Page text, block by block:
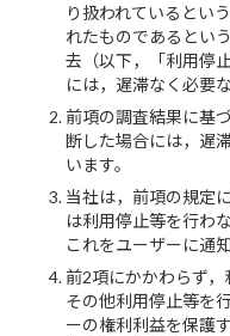
り扱われているとい
れたものであるとい
去（以下，「利用停
には，遅滞なく必要
前項の調査結果に基
断した場合には，遅
います。
当社は，前項の規定
は利用停止等を行わ
これをユーザーに通知
前2項にかかわらず
その他利用停止等を
ーの権利利益を保護